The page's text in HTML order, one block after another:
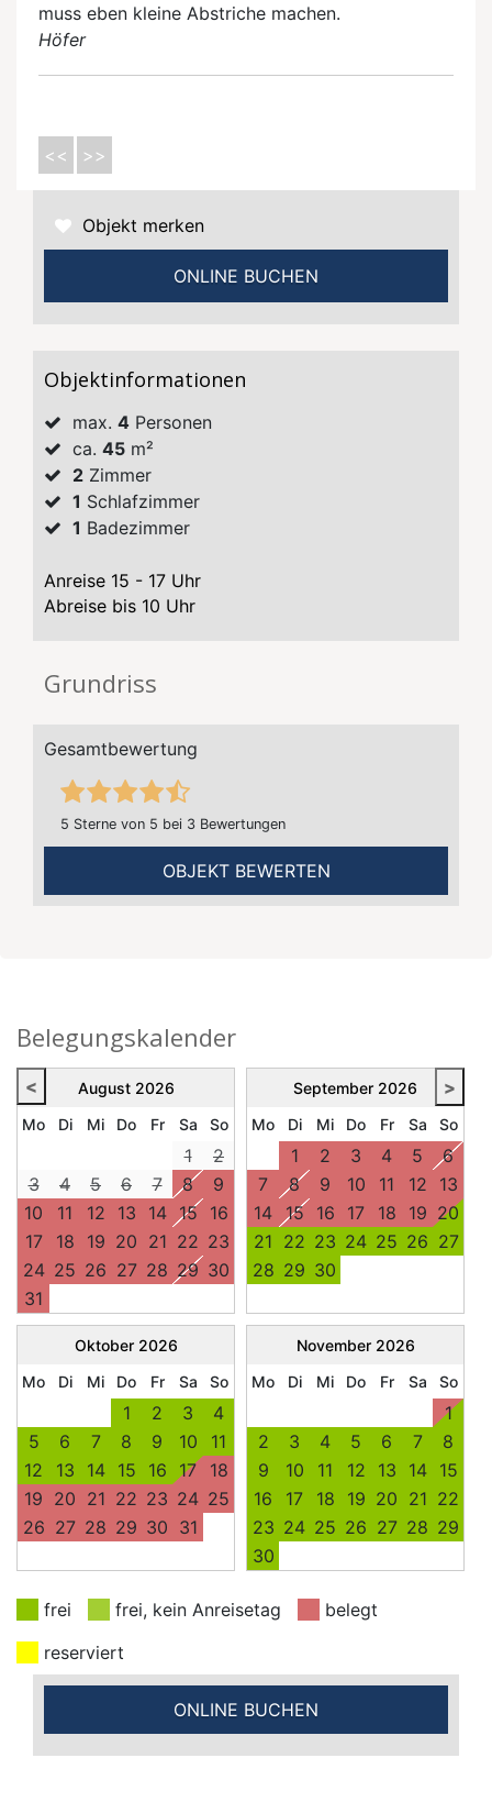
<<
muss eben kleine Abstriche machen.
Höfer
>>
Objekt merken
ONLINE BUCHEN
Objektinformationen
max. 4 Personen
ca. 45 m²
2 Zimmer
1 Schlafzimmer
1 Badezimmer
Anreise 15 - 17 Uhr
Abreise bis 10 Uhr
Grundriss
Gesamtbewertung
5 Sterne von 5 bei 3 Bewertungen
OBJEKT BEWERTEN
Belegungskalender
< August 2026
Mo
Di Mi Do Fr Sa So
1
2
3
4 5 6 7 8
9
10
11 12 13 14 15
16
17
18 19 20 21 22 23
24 25 26 27 28 29 30
31
September 2026
Mo
Di Mi Do Fr Sa So
1 2 3 4 5
6
7
8 9 10 11 12
13
14
15 16 17 18 19 20
21 22 23 24 25 26 27
28 29 30
Oktober 2026
Mo
Di Mi Do Fr Sa So
1 2 3
4
5
6 7 8 9 10
11
12
13 14 15 16 17
18
19 20 21 22 23 24 25
26 27 28 29 30 31
November 2026
Mo
Di Mi Do Fr Sa So
1
2
3 4 5 6 7
8
9
10 11 12 13 14
15
16
17 18 19 20 21 22
23 24 25 26 27 28 29
30
frei frei, kein Anreisetag
belegt
reserviert
>
ONLINE BUCHEN